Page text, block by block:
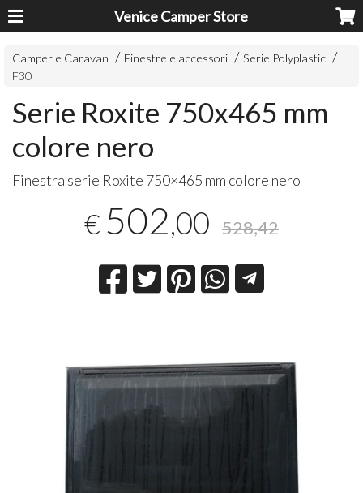
Venice Camper Store
Camper e Caravan Finestre e accessori
Serie Polyplastic
F30
Serie Roxite 750x465 mm
colore nero
Finestra serie Roxite 750×465 mm colore nero
€ 502,00 528,42